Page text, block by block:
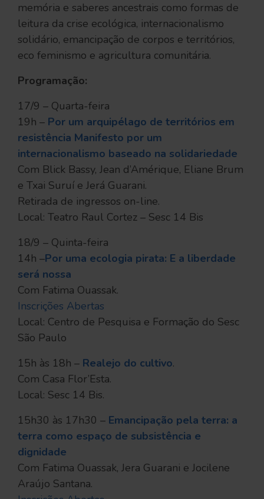
memória e saberes ancestrais como formas de
leitura da crise ecológica, internacionalismo
solidário, emancipação de corpos e territórios,
eco feminismo e agricultura comunitária.
Programação:
17/9 – Quarta-feira
19h – Por um arquipélago de territórios em
resistência Manifesto por um
internacionalismo baseado na solidariedade
Com Blick Bassy, Jean d’Amérique, Eliane Brum
e Txai Suruí e Jerá Guarani.
Retirada de ingressos on-line.
Local: Teatro Raul Cortez – Sesc 14 Bis
18/9 – Quinta-feira
14h –Por uma ecologia pirata: E a liberdade
será nossa
Com Fatima Ouassak.
Inscrições Abertas
Local: Centro de Pesquisa e Formação do Sesc
São Paulo
15h às 18h – Realejo do cultivo.
Com Casa Flor’Esta.
Local: Sesc 14 Bis.
15h30 às 17h30 – Emancipação pela terra: a
terra como espaço de subsistência e
dignidade
Com Fatima Ouassak, Jera Guarani e Jocilene
Araújo Santana.